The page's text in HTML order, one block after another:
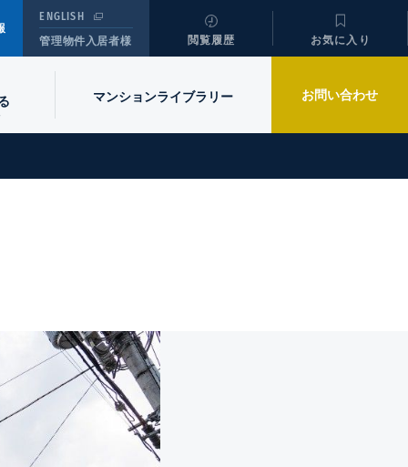
ENGLISH
管理物件入居者様
閲覧履歴 お気に入り
マンションライブラリー お問い合わせ